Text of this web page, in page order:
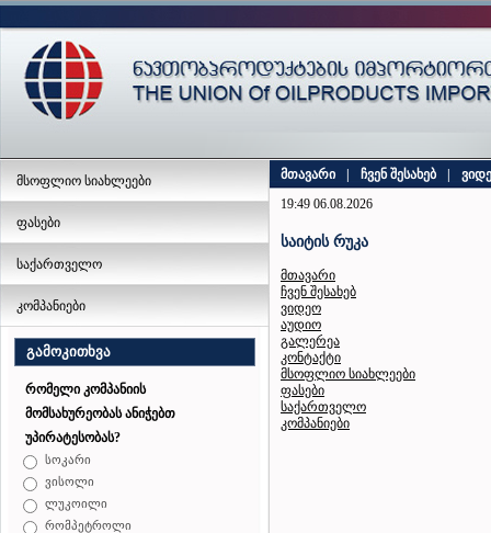
მსოფლიო სიახლეები
ფასები
საქართველო
კომპანიები
გამოკითხვა
რომელი კომპანიის
მომსახურეობას ანიჭებთ
უპირატესობას?
სოკარი
ვისოლი
ლუკოილი
რომპეტროლი
მთავარი ჩვენ შესახებ
19:49 06.08.2026
საიტის რუკა
მთავარი
ჩვენ შესახებ
ვიდეო
აუდიო
გალერეა
კონტაქტი
მსოფლიო სიახლეები
ფასები
საქართველო
კომპანიები